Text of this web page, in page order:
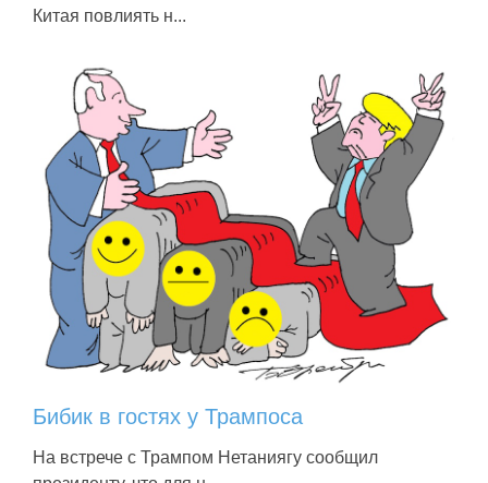
Китая повлиять н...
Бибик в гостях у Трампоса
На встрече с Трампом Нетаниягу сообщил